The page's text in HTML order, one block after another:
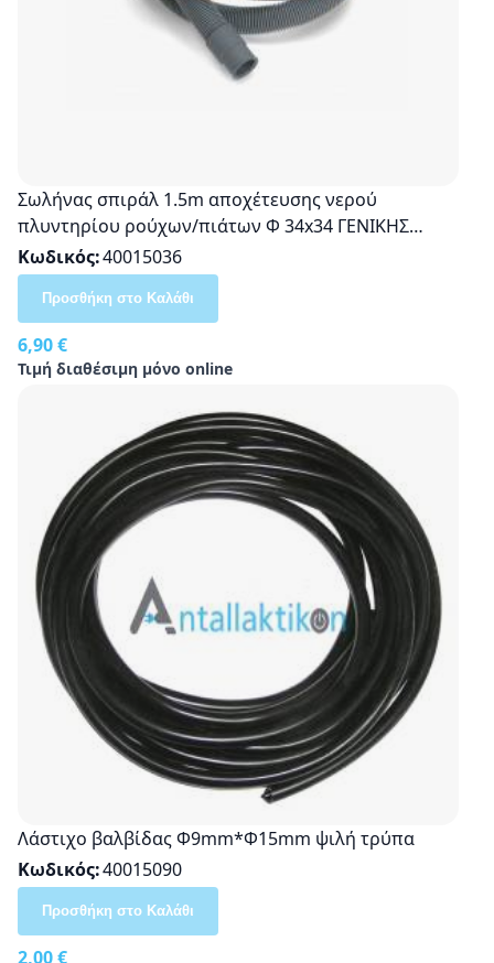
Σωλήνας σπιράλ 1.5m αποχέτευσης νερού
πλυντηρίου ρούχων/πιάτων Φ 34x34 ΓΕΝΙΚΗΣ
ΧΡΗΣΗΣ
Κωδικός 40015036
6,90 €
Τιμή διαθέσιμη μόνο online
Προσθήκη στο Καλάθι
Λάστιχο βαλβίδας Φ9mm*Φ15mm ψιλή τρύπα
Κωδικός 40015090
2,00 €
Προσθήκη στο Καλάθι